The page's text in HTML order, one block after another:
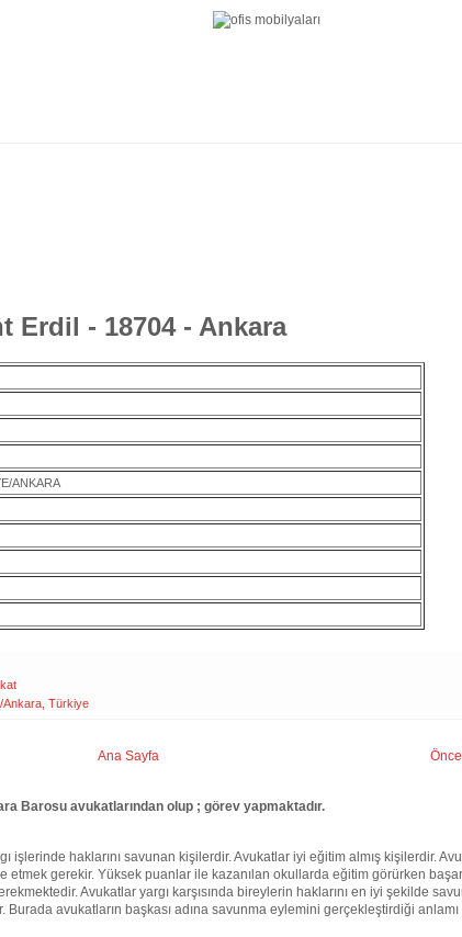
Erdil - 18704 - Ankara
ANKARA
Ankara, Türkiye
Ana Sayfa
Barosu avukatlarından olup ; görev yapmaktadır.
işlerinde haklarını savunan kişilerdir. Avukatlar iyi eğitim almış kişilerdir.
etmek gerekir. Yüksek puanlar ile kazanılan okullarda eğitim görürken
Avukatlar yargı karşısında bireylerin haklarını en iyi şekilde
avukatların başkası adına savunma eylemini gerçekleştirdiği anlamı